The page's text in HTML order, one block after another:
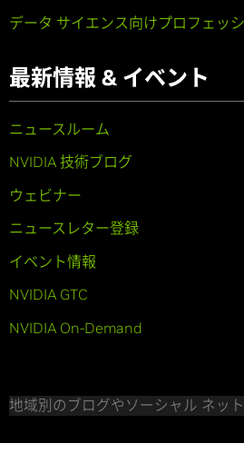
データ サイエンス向けプロフェッ
最新情報 & イベント
ニュースルーム
NVIDIA 技術ブログ
ウェビナー
ニュースレター登録
イベント情報
NVIDIA GTC
NVIDIA On-Demand
地域別のブログやソーシャル ネッ